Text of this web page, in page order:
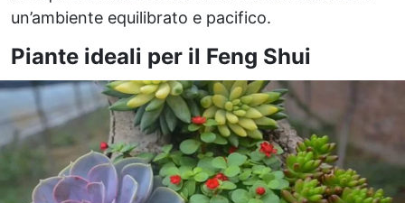
un’ambiente equilibrato e pacifico.
Piante ideali per il Feng Shui